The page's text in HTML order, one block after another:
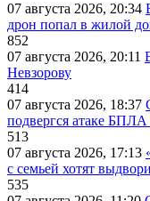
07 августа 2026, 20:34
дрон попал в жилой
852
07 августа 2026, 20:11
Невзорову
414
07 августа 2026, 18:37
подвергся атаке
513
07 августа 2026, 17:13
с семьей хотят
535